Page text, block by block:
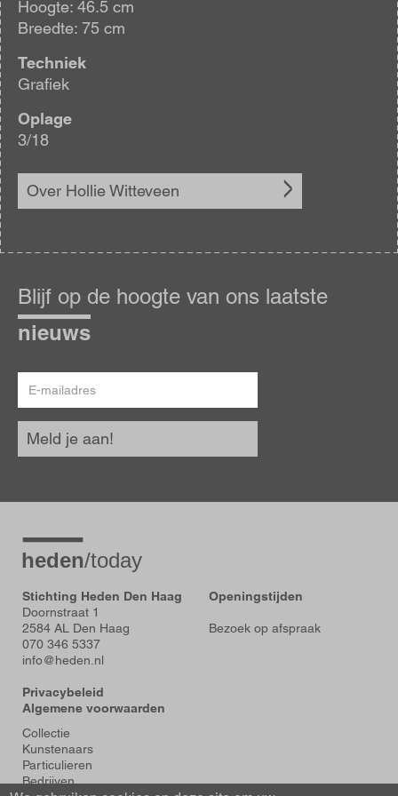
Hoogte: 46.5 cm
Breedte: 75 cm
Techniek
Grafiek
Oplage
3/18
Over Hollie Witteveen
op
de
hoogte
Blijf op de hoogte van ons laatste
nieuws
mailadres
Meld je aan!
Stichting Heden Den Haag
Doornstraat 1
2584 AL Den Haag
070 346 5337
info@heden.nl
Privacybeleid
Algemene voorwaarden
Openingstijden
Bezoek op afspraak
Voet
Collectie
Kunstenaars
Particulieren
Bedrijven